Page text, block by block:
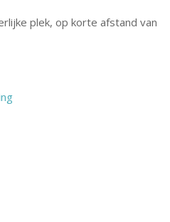
plek, op korte afstand van